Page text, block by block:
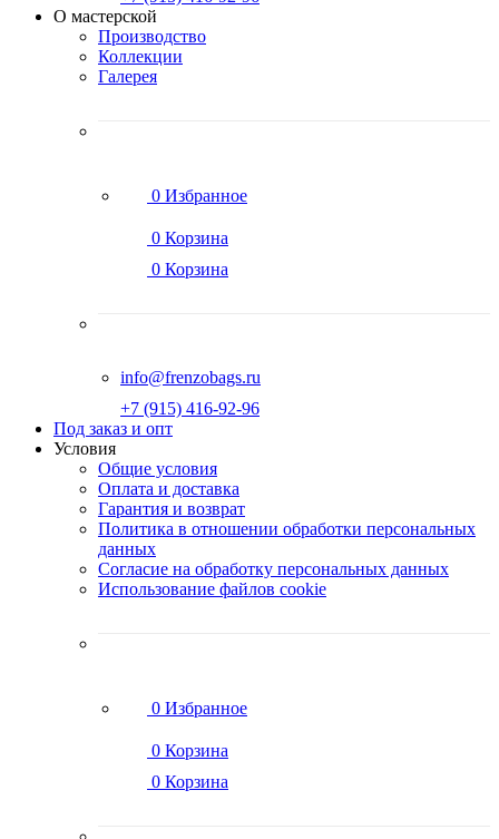
О мастерской
Производство
Коллекции
Галерея
0 Избранное
0 Корзина
0 Корзина
info@frenzobags.ru
‭+7 (915) 416-92-96
Под заказ и опт
Условия
Общие условия
Оплата и доставка
Гарантия и возврат
Политика в отношении обработки персональных
данных
Согласие на обработку персональных данных
Использование файлов cookie
0 Избранное
0 Корзина
0 Корзина